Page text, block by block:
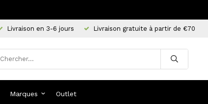
Livraison en 3-6 jours Livraison gratuite à partir de €70
Marques Outlet